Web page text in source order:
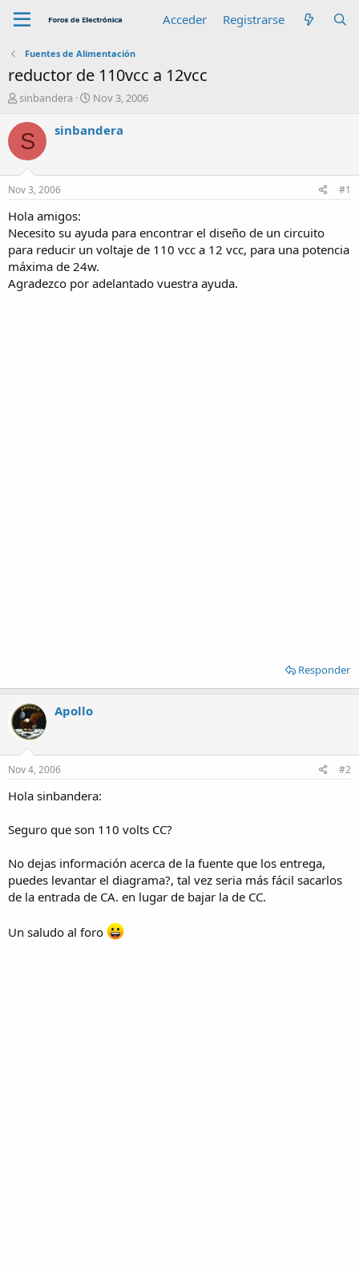
Acceder Registrarse
Fuentes de Alimentación
reductor de 110vcc a 12vcc
A
t
o
r
sinbandera
F
c
c
o
Nov 3, 2006
S sinbandera
Nov 3, 2006 #1
Hola amigos:
Necesito su ayuda para encontrar el diseño de un circuito
para reducir un voltaje de 110 vcc a 12 vcc, para una potencia
máxima de 24w.
Agradezco por adelantado vuestra ayuda.
Responder
Apollo
Nov 4, 2006 #2
Hola sinbandera:
Seguro que son 110 volts CC?
No dejas información acerca de la fuente que los entrega,
puedes levantar el diagrama?, tal vez seria más fácil sacarlos
de la entrada de CA. en lugar de bajar la de CC.
Un saludo al foro